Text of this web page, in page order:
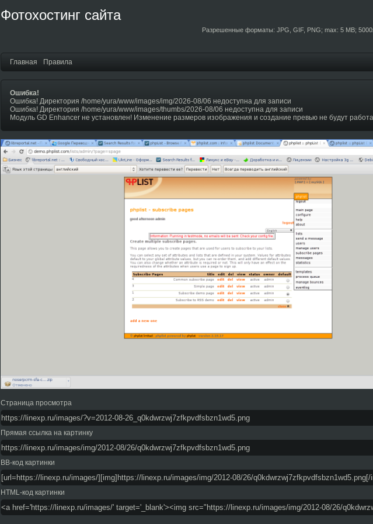
Фотохостинг сайта
Разрешенные форматы: JPG, GIF, PNG; max: 5 MB;
Главная Правила
Ошибка!
Ошибка! Директория /home/yura/www/images/img/2026-08/06 недоступна для записи
Ошибка! Директория /home/yura/www/images/thumbs/2026-08/06 недоступна для записи
Модуль GD Enhancer не установлен! Изменение размеров изображения и создание превью не будут
Страница просмотра
Прямая ссылка на картинку
BB-код картинки
HTML-код картинки